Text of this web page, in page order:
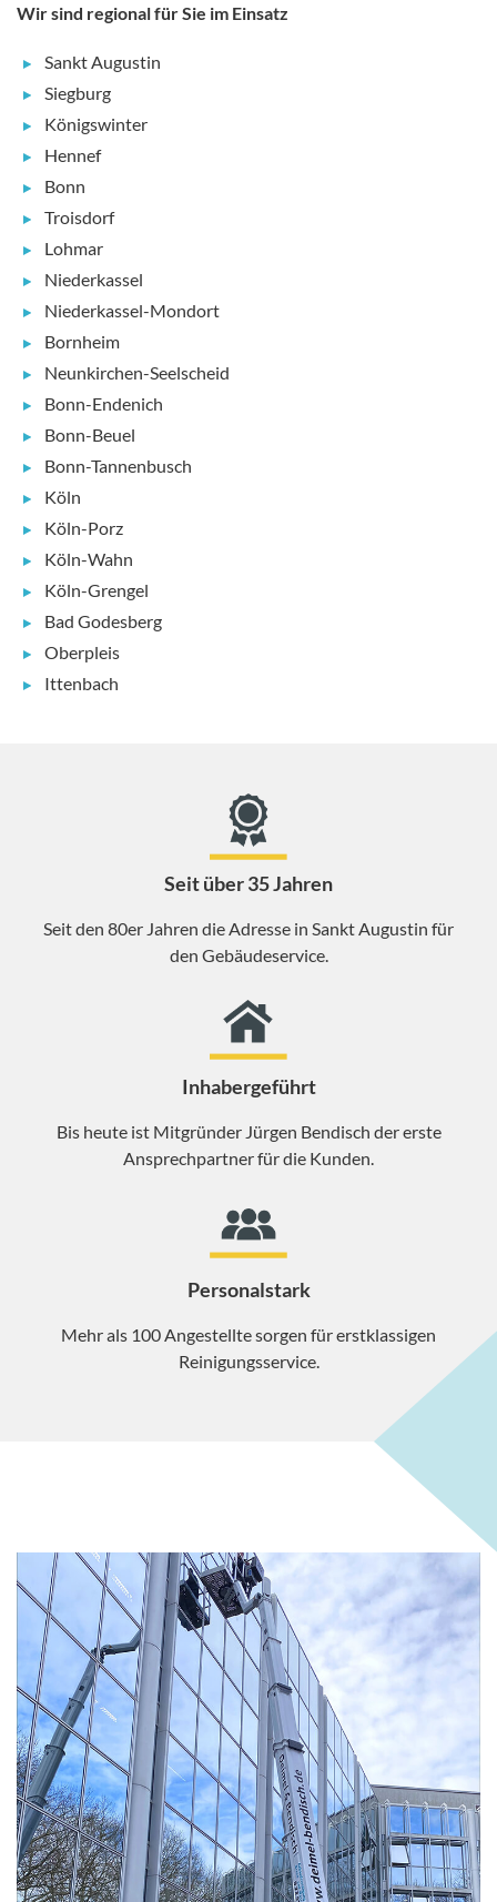
Wir sind regional für Sie im Einsatz
Sankt Augustin
Siegburg
Königswinter
Hennef
Bonn
Troisdorf
Lohmar
Niederkassel
Niederkassel-Mondort
Bornheim
Neunkirchen-Seelscheid
Bonn-Endenich
Bonn-Beuel
Bonn-Tannenbusch
Köln
Köln-Porz
Köln-Wahn
Köln-Grengel
Bad Godesberg
Oberpleis
Ittenbach
Seit über 35 Jahren
Seit den 80er Jahren die Adresse in Sankt Augustin für
den Gebäudeservice.
Inhabergeführt
Bis heute ist Mitgründer Jürgen Bendisch der erste
Ansprechpartner für die Kunden.
Personalstark
Mehr als 100 Angestellte sorgen für erstklassigen
Reinigungsservice.